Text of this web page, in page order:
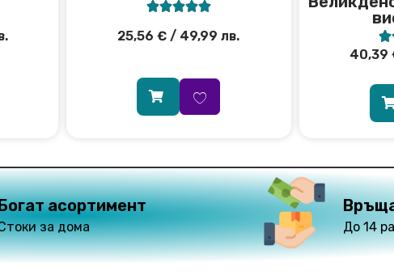

25,56€ / 49,99 лв. 
40,39
асортимент
за дома До 14